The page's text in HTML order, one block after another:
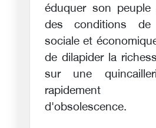
éduquer son
des conditions de
sociale et
de dilapider la
sur une
rapidement
d'obsolescence.